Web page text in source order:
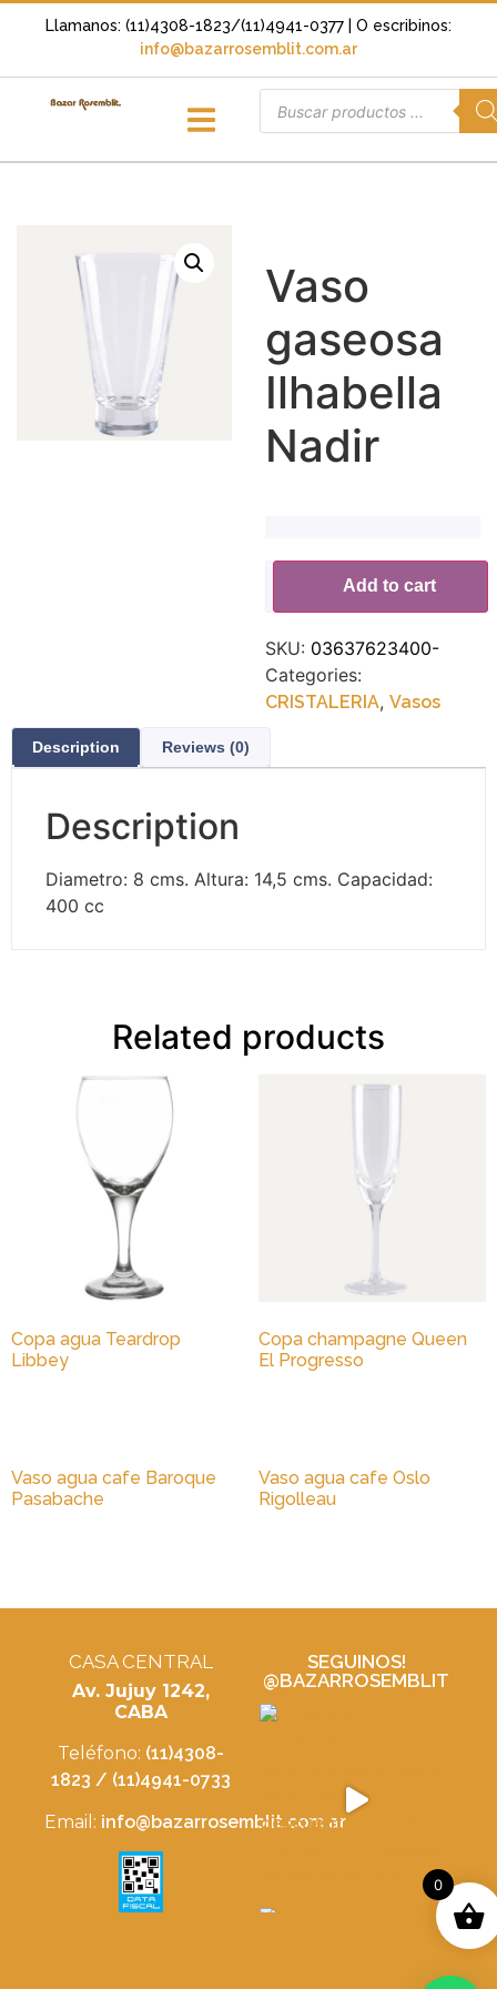
Llamanos: (11)4308-1823/(11)4941-0377
| O escribinos:
info@bazarrosemblit.com.ar
Vaso
gaseosa
Ilhabella
Nadir
Add to cart
Alternative:
SKU: 03637623400-
Categories:
CRISTALERIA, Vasos
Description Reviews (0)
Description
Diametro: 8 cms. Altura: 14,5 cms. Capacidad:
400 cc
Related products
Copa agua Teardrop
Libbey
Copa champagne Queen
El Progresso
Vaso agua cafe Baroque
Pasabache
Vaso agua cafe Oslo
Rigolleau
CASA CENTRAL
Av. Jujuy 1242,
CABA
Teléfono: (11)4308-
1823 / (11)4941-0733
Email: info@bazarrosemblit.com.ar
SEGUINOS!
@BAZARROSEMBLIT
0